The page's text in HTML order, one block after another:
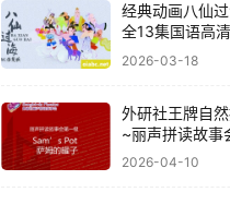
经典动画八仙
全13集国语高
视频MP4百度网
2026-03-18
外研社王牌自
~丽声拼读故事
绘本+音频+PPT
2026-04-10